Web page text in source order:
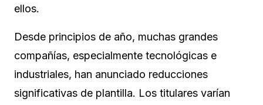
ellos.
Desde principios de año, muchas grandes
compañías, especialmente tecnológicas e
industriales, han anunciado reducciones
significativas de plantilla. Los titulares varían